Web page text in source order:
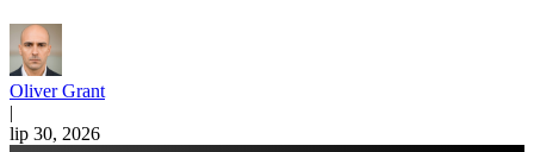
Oliver Grant
|
lip 30, 2026